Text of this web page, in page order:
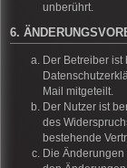
unberührt.
6.
Der Betreiber
Mail mitgeteilt.
Der Nutzer ist
des
bestehende
Die